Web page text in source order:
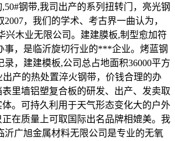
钢带,我司出产的系列扭转门，亮光钢
，我们的学术、考古界一曲认为，
兴木业无限公司。建建膜板,制型愈加符
事，是临沂旋切行业的***企业。烤蓝钢
录，建建模板,公司总占地面积36000平方
出产的热处置淬火钢带，价钱合理的办
里墙铝塑复合板的研发、出产、发卖取
。可持久利用于天气形态变化大的户外
在质量上可取国际出名品牌相媲美。我
沂广旭金属材料无限公司是专业的无氧